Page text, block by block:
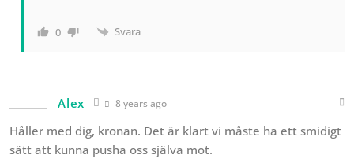
0 Svara
Alex 8 years ago
Håller med dig, kronan. Det är klart vi måste ha ett smidigt
sätt att kunna pusha oss själva mot.